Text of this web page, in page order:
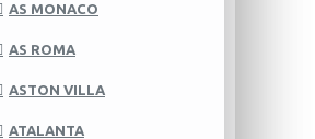
AS MONACO
AS ROMA
ASTON VILLA
ATALANTA